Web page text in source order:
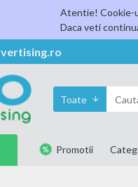
Atentie! Cookie-
Daca veti
Toate
Promotii